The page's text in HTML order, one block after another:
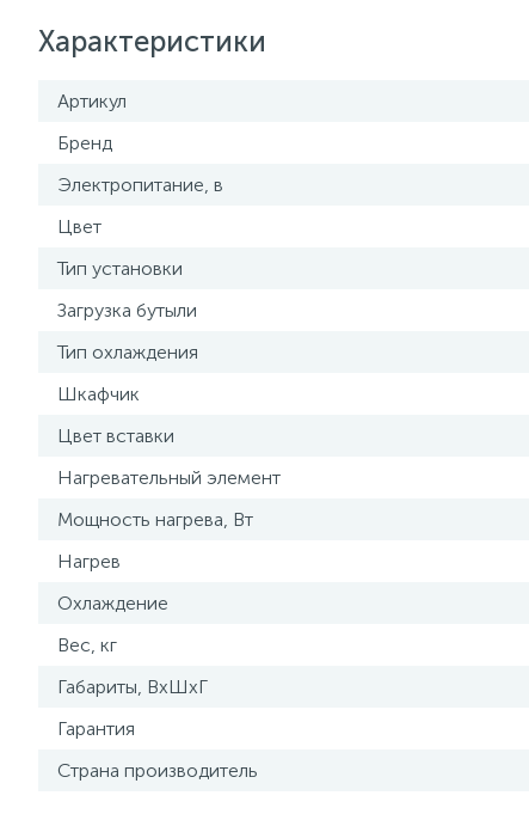
Характеристики
Артикул
Бренд
Электропитание, в
Цвет
Тип установки
Загрузка бутыли
Тип охлаждения
Шкафчик
Цвет вставки
Нагревательный элемент
Мощность нагрева, Вт
Нагрев
Охлаждение
Вес, кг
Габариты, ВхШхГ
Гарантия
Страна производитель